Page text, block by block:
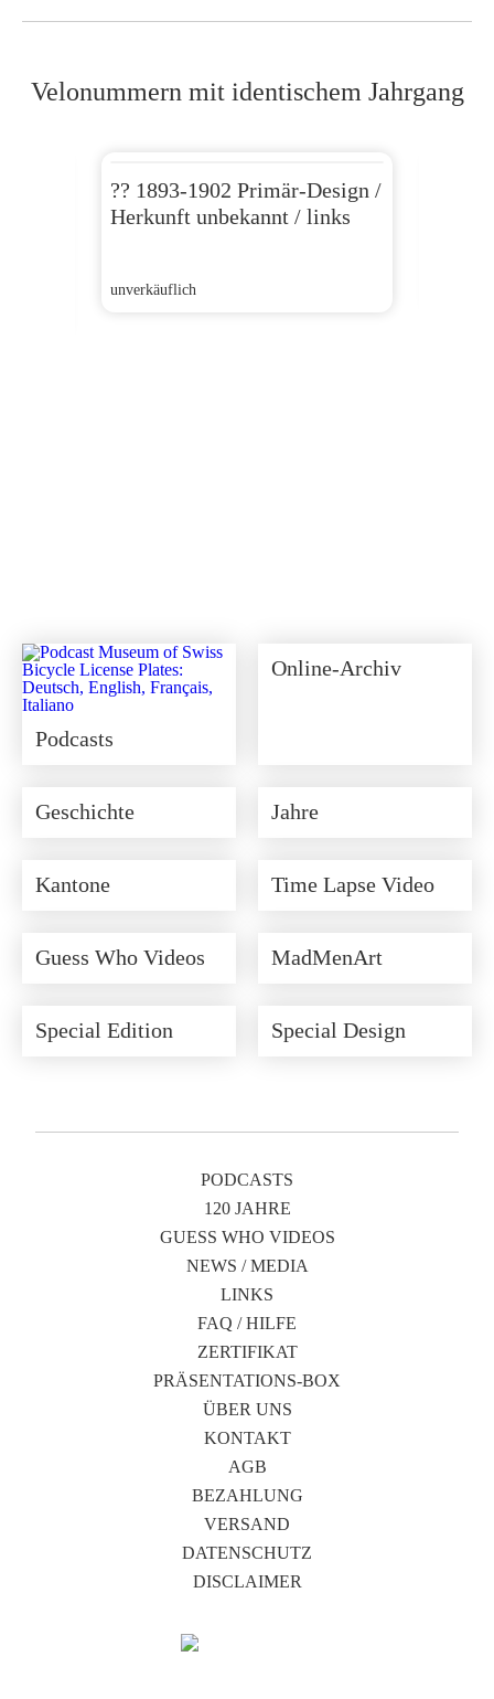
Velonummern mit identischem Jahrgang
?? 1893-1902 Primär-Design /
Herkunft unbekannt / links
unverkäuflich
Podcasts
Online-Archiv
Geschichte Jahre
Kantone Time Lapse Video
Guess Who Videos MadMenArt
Special Edition Special Design
PODCASTS
120 JAHRE
GUESS WHO VIDEOS
NEWS / MEDIA
LINKS
FAQ / HILFE
ZERTIFIKAT
PRÄSENTATIONS-BOX
ÜBER UNS
KONTAKT
AGB
BEZAHLUNG
VERSAND
DATENSCHUTZ
DISCLAIMER